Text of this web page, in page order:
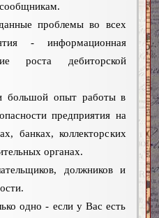
проблемы во всех
- информационная
роста дебиторской
большой опыт работы в
предприятия на
банках, коллекторских
органах.
должников и
одно - если у Вас есть